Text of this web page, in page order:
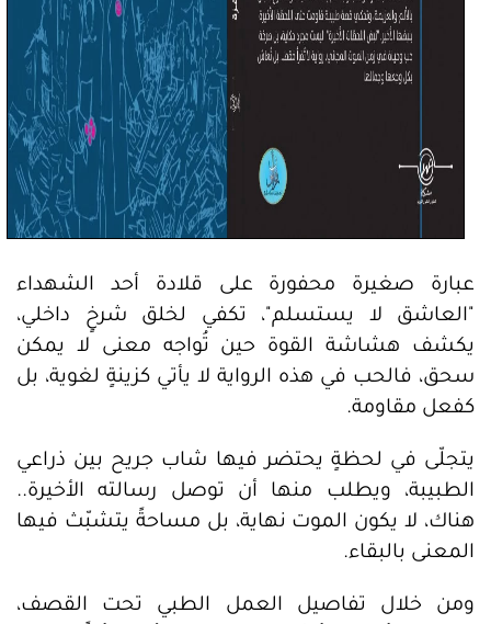
عبارة صغيرة محفورة على قلادة أحد الشهداء
"العاشق لا يستسلم"، تكفي لخلق شرخٍ داخلي،
يكشف هشاشة القوة حين تُواجه معنى لا يمكن
سحق، فالحب في هذه الرواية لا يأتي كزينةٍ لغوية، بل
كفعل مقاومة.
يتجلّى في لحظةٍ يحتضر فيها شاب جريح بين ذراعي
الطبيبة، ويطلب منها أن توصل رسالته الأخيرة..
هناك، لا يكون الموت نهاية، بل مساحةً يتشبّث فيها
المعنى بالبقاء.
ومن خلال تفاصيل العمل الطبي تحت القصف،